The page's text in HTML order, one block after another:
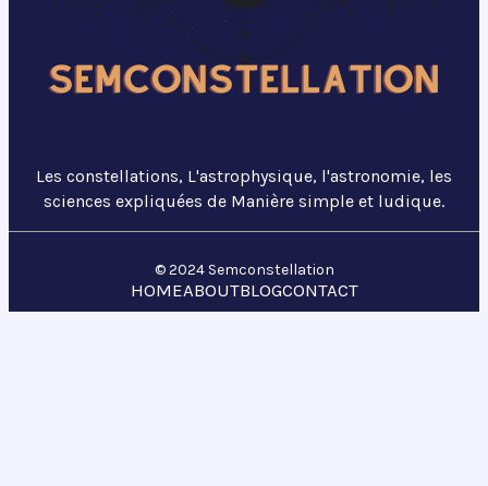
Les constellations, L'astrophysique, l'astronomie, les
sciences expliquées de Manière simple et ludique.
© 2024 Semconstellation
HOMEABOUTBLOGCONTACT